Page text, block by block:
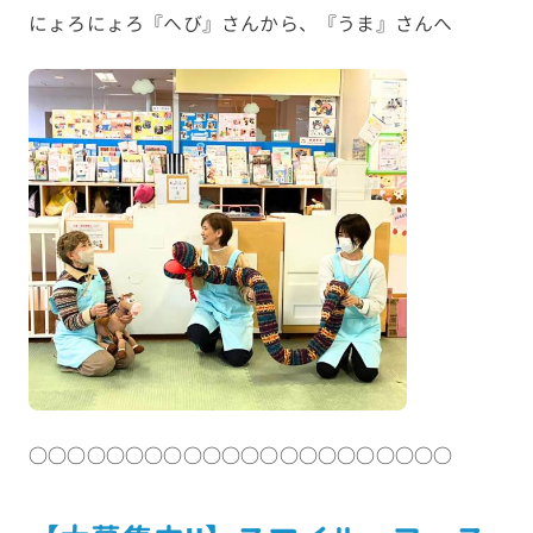
にょろにょろ『へび』さんから、『うま』さんへ
○○○○○○○○○○○○○○○○○○○○○○